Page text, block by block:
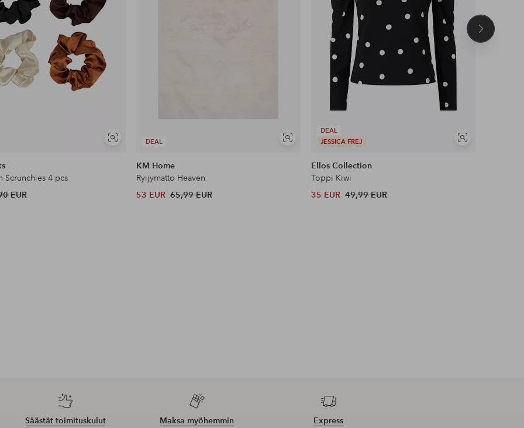
Näytä
Scrunchies 4 pcs
EUR
DEAL
Näytä
KM Home
Ryijymatto Heaven
53 EUR 65,99 EUR
DEAL
JESSICA FREJ
Näytä
Ellos Collection
Toppi Kiwi
35 EUR 49,99 EUR
Seuraava
Säästät toimituskulut Maksa myöhemmin Express